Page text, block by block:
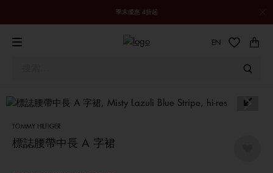
季末優惠 4折起
EN
TOMMY HILFIGER
標誌腰帶中長 A 字裙